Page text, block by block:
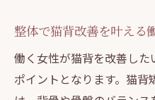
整体で猫背改善を叶える
働く女性が猫背を改善し
ポイントとなります。猫